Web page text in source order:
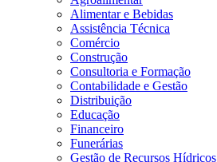
Alimentar e Bebidas
Assistência Técnica
Comércio
Construção
Consultoria e Formação
Contabilidade e Gestão
Distribuição
Educação
Financeiro
Funerárias
Gestão de Recursos Hídricos